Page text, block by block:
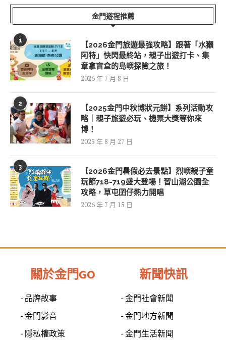
金門遊程推薦
1
【2026金門旅遊最強攻略】跟著「水獺
阿特」快閃最終站，親子出遊打卡、集
章拿盲盒的島嶼探險之旅！
2026 年 7 月 8 日
2
【2025金門中秋博狀元餅】系列活動攻
略｜親子旅遊必玩、機票大獎等你來
博！
2025 年 8 月 27 日
3
【2026金門暑假必去景點】烈嶼親子童
玩節718-719盛大登場！習山湖公園全
攻略，草屯囝仔熱力開唱
2026 年 7 月 15 日
關於金門GO
- 品牌故事
- 金門影音
- 隱私權政策
新聞快訊
- 金門社會新聞
- 金門地方新聞
- 金門生活新聞